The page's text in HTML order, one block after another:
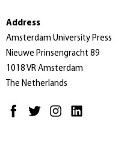
Address
Amsterdam University Press
Nieuwe Prinsengracht 89
1018 VR Amsterdam
The Netherlands